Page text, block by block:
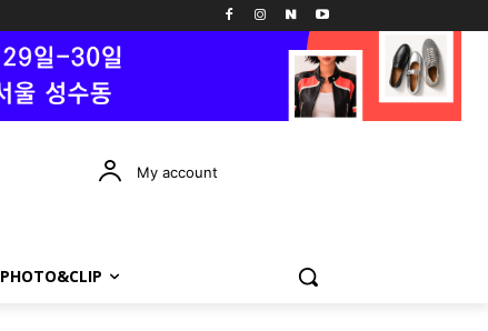
My account
PHOTO&CLIP